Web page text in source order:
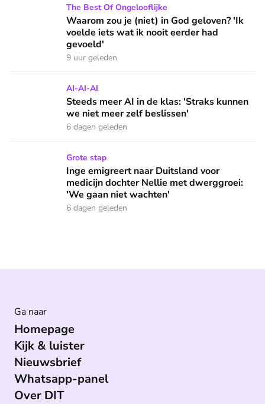
Waarom zou je (niet) in God geloven? 'Ik voelde iets wat
The Best Of Ongelooflijke
Waarom zou je (niet) in God geloven? 'Ik
voelde iets wat ik nooit eerder had
gevoeld'
9 uur geleden
Steeds meer AI in de klas: 'Straks kunnen we niet meer
AI-AI-AI
Steeds meer AI in de klas: 'Straks kunnen
we niet meer zelf beslissen'
6 dagen geleden
Inge emigreert naar Duitsland voor medicijn dochter
Grote stap
Inge emigreert naar Duitsland voor
medicijn dochter Nellie met dwerggroei:
'We gaan niet wachten'
6 dagen geleden
Ga naar
Homepage
Kijk & luister
Nieuwsbrief
Whatsapp-panel
Over DIT